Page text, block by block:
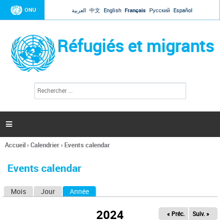
Jump to navigation
ONU العربية 中文 English Français Русский Español
Réfugiés et migrants
l
c
h
e

Vous
ici
Accueil›Calendrier› Events calendar
Events calendar
Mois Jour Année
2024 « Préc. Suiv. »